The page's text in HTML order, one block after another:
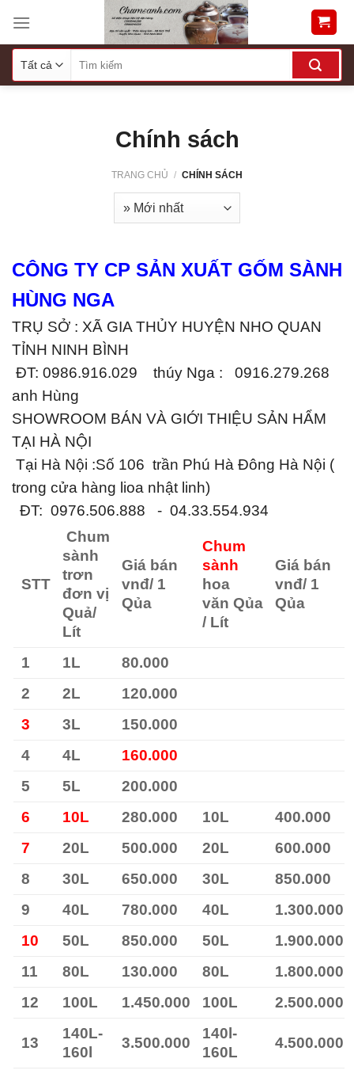
content
Chính sách
TRANG CHỦ / CHÍNH SÁCH
CÔNG TY CP SẢN XUẤT GỐM SÀNH
HÙNG NGA
TRỤ SỞ : XÃ GIA THỦY HUYỆN NHO QUAN
TỈNH NINH BÌNH
ĐT: 0986.916.029 thúy Nga : 0916.279.268
anh Hùng
SHOWROOM BÁN VÀ GIỚI THIỆU SẢN HẨM
TẠI HÀ NỘI
Tại Hà Nội :Số 106 trần Phú Hà Đông Hà Nội (
trong cửa hàng lioa nhật linh)
ĐT: 0976.506.888 - 04.33.554.934
STT
Chum
sành
trơn
đơn vị
Quả/
Lít
Giá bán
vnđ/ 1
Qủa
Chum
sành
hoa
văn Qủa
/ Lít
Giá bán
vnđ/ 1
Qủa
1 1L
80.000
2
2L
120.000
3
3L
150.000
4
4L
160.000
5
5L
200.000
6
10L 280.000 10L
400.000
7
20L 500.000 20L
600.000
8
30L 650.000 30L
850.000
9
40L 780.000 40L
1.300.000
10
50L 850.000 50L
1.900.000
11
80L 130.000 80L
1.800.000
12
100L 1.450.000 100L 2.500.000
13
140L-
160l
3.500.000
140l-
160L
4.500.000